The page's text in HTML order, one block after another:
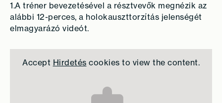
1.A tréner bevezetésével a résztvevők megnézik az
alábbi 12-perces, a holokauszttorzítás jelenségét
elmagyarázó videót.
Accept Hirdetés cookies to view the content.